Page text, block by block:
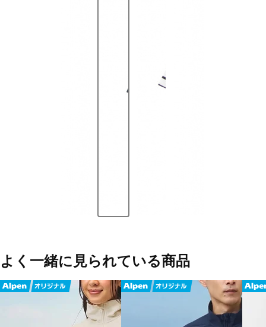
よく一緒に見られている商品